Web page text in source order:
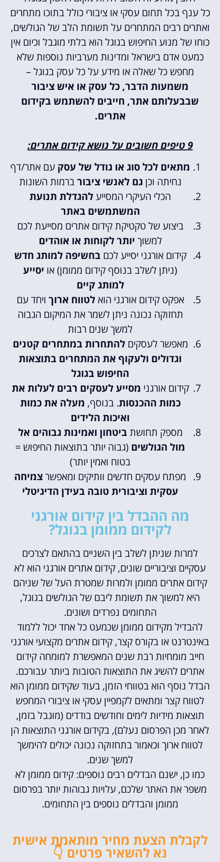
כל ענף בכל תחום עסקי או ציבורי כולל בתוכו מתחרים
ואתרים רבים המתחרים על תשומת הלב של הגולשים,
כוחו של מנוע החיפוש בגוגל הוא בלתי מוגבל וכיום אין
כמעט אדם בישראל ומדינות מערביות נוספות שלא
מחפש כל שאלה או מידע על כל עסק בגוגל –
משמעות הדבר, כל עסק או איש ציבור
שבבעלותם אתר, חייבים להשתמש בקידום
אתרים.
9 טיפים חשובים על נושא קידום אתרים:
מתאים לכל סוג או גודל של עסק עם אתר/דף
נחיתה וכן גם לאנשי ציבורברמות השונות
הכלי העיקרי המסייעלהגדלת תנועת
המשתמשים באתר
ביצוע של טקטיקת קידום אתרים מסייעת לכם
למשוך יותר לקוחות או אוהדים
קידום אורגני יסייע לכם בחשיפה למותג חדש
(ניתן לשלב בנוסף קידום ממומן) או יסייע
למותג קיים
אפקט קידום אורגני הואלטווח ארוך ויחד עם
תחזוקה נכונה ניתן לשמר את המיקום הגבוה
למשך שנים רבות
מאפשר לעסקיםלהתחרות במתחרים קטנים
וגדולים ולעקוף את המתחרים בתוצאות
החיפוש בגוגל
קידום אורגני מסייע לעסקים רבים לעלות את
כמות ההכנסות. בנוסף, מעלה את כמות
ואיכות הלידים
מספק תחושת ביטחון ואמינות גבוהים אל
מול הגולשים (גבוה יותר בתוצאות החיפוש =
בטוח ואמין יותר)
מפתח עסקים חדשים וותיקים ומאפשרצמיחה
עסקית וציבורית טובה בעידן הדיגיטלי
מה ההבדל בין קידום אורגני
לקידום ממומן בגוגל?
למרות שניתן לשלב בין השניים בהתאם לצרכים
עסקיים וציבוריים שונים, קידום אתרים אורגני הוא לא
קידום אתרים ממומן ולמרות שמטרת העל של שניהם
היא למשוך את תשומת ליבם של הגולשים בגוגל,
התחומים נפרדים ושונים.
להבדיל מקידום ממומן שכמעט כל אחד יכול ללמוד
באינטרנט או בקורס קצר, קידום אתרים מקצועי אורגני
חייב מומחיות רבת שנים המאפשרת למומחה קידום
אתרים להשיג את התוצאות הטובות ביותר עבורכם.
הבדל נוסף הוא בטווחי הזמן, בעוד שקידום ממומן הוא
לטווח קצר ומתאים לקמפיין עסקי או ציבורי המחפש
תוצאות מידיות לימים וחודשים בודדים (מוגבל בזמן,
לאחר מכן הפרסום נעלם), בקידום אורגני התוצאות הן
לטווח ארוך וכאמור בתחזוקה נכונה יכולים להימשך
למשך שנים.
כמו כן, ישנם הבדלים רבים נוספים: קידום ממומן לא
משפר את האתר שלכם, עלויות גבוהות יותר בפרסום
ממומן והבדלים נוספים בין התחומים.
לקבלת הצעת מחיר מותאמת אישית
נא להשאיר פרטים 👇